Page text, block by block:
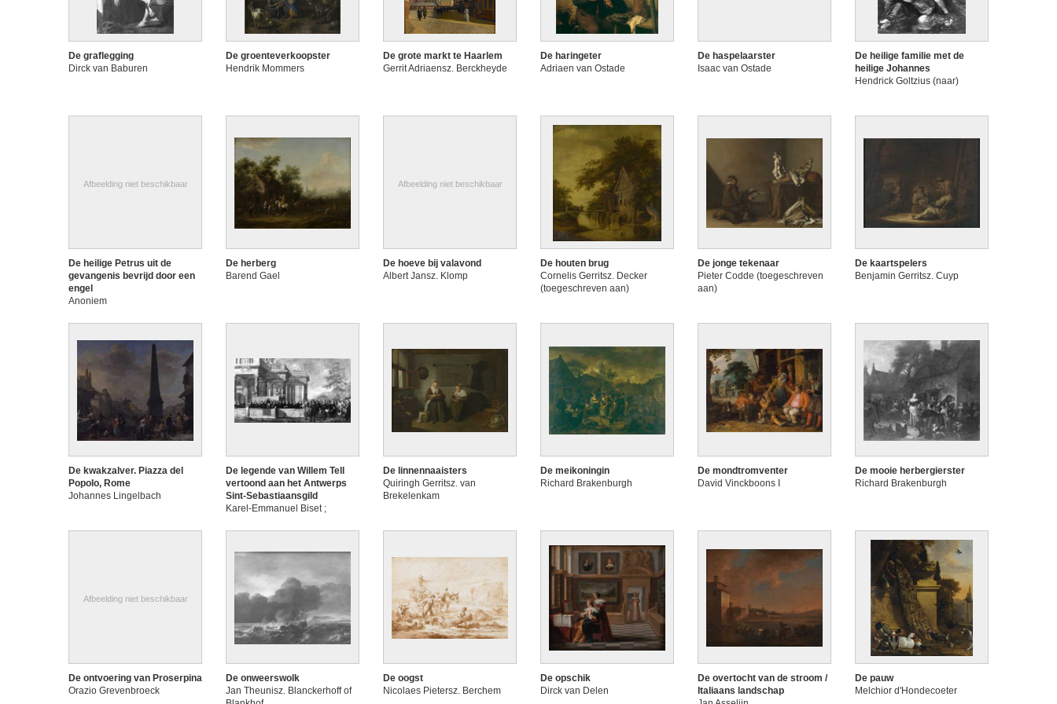
De graflegging
Dirck van Baburen
De groenteverkoopster
Hendrik Mommers
De grote markt te Haarlem
Gerrit Adriaensz. Berckheyde
De haringeter
Adriaen van Ostade
De haspelaarster
Isaac van Ostade
De heilige familie met de
heilige Johannes
Hendrick Goltzius (naar)
Afbeelding niet beschikbaar
De heilige Petrus uit de
gevangenis bevrijd door een
engel
Anoniem
De herberg
Barend Gael
Afbeelding niet beschikbaar
De hoeve bij valavond
Albert Jansz. Klomp
De houten brug
Cornelis Gerritsz. Decker
(toegeschreven aan)
De jonge tekenaar
Pieter Codde (toegeschreven
aan)
De kaartspelers
Benjamin Gerritsz. Cuyp
De kwakzalver. Piazza del
Popolo, Rome
Johannes Lingelbach
De legende van Willem Tell
vertoond aan het Antwerps
Sint-Sebastiaansgild
Karel-Emmanuel Biset ;
Schubert von Ehrenberg ;
Augustijn Immenraet
De linnennaaisters
Quiringh Gerritsz. van
Brekelenkam
De meikoningin
Richard Brakenburgh
De mondtromventer
David Vinckboons I
De mooie herbergierster
Richard Brakenburgh
Afbeelding niet beschikbaar
De ontvoering van Proserpina
Orazio Grevenbroeck
De onweerswolk
Jan Theunisz. Blanckerhoff of
De oogst
Nicolaes Pietersz. Berchem
De opschik
Dirck van Delen
De overtocht van de stroom /
Italiaans landschap
De pauw
Melchior d'Hondecoeter